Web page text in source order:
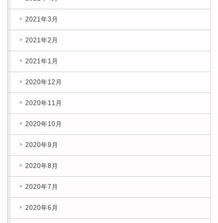
2021年3月
2021年2月
2021年1月
2020年12月
2020年11月
2020年10月
2020年9月
2020年8月
2020年7月
2020年6月